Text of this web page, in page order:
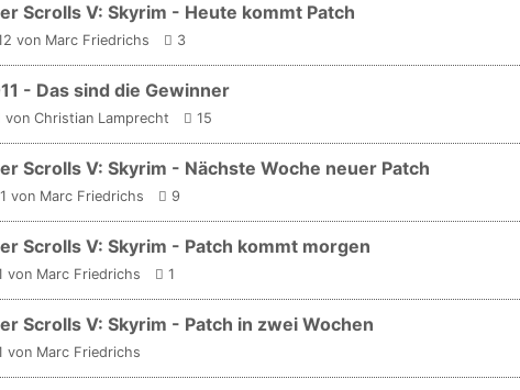
Scrolls V: Skyrim - Heute kommt Patch
von Marc Friedrichs 3
- Das sind die Gewinner
von Christian Lamprecht 15
Scrolls V: Skyrim - Nächste Woche neuer Patch
von Marc Friedrichs 9
Scrolls V: Skyrim - Patch kommt morgen
von Marc Friedrichs 1
Scrolls V: Skyrim - Patch in zwei Wochen
von Marc Friedrichs